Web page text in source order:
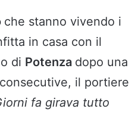
che stanno vivendo i
in casa con il
di Potenza dopo una
il portiere
fa girava tutto